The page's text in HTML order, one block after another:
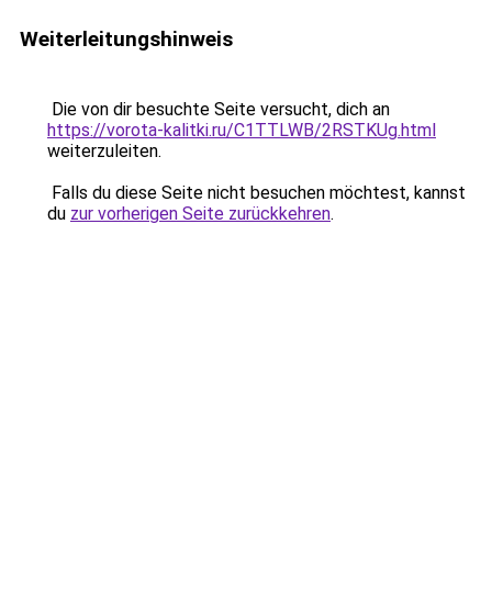
Weiterleitungshinweis
Die von dir besuchte Seite versucht, dich an
https://vorota-kalitki.ru/C1TTLWB/2RSTKUg.html
weiterzuleiten.
Falls du diese Seite nicht besuchen möchtest, kannst
du zur vorherigen Seite zurückkehren.